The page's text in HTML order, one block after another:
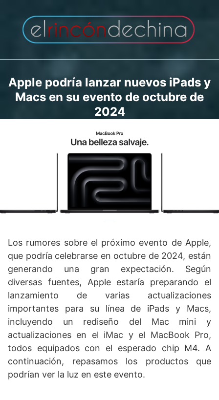
contenido
Apple podría lanzar nuevos iPads y
Macs en su evento de octubre de
2024
Los rumores sobre el próximo evento de Apple,
que podría celebrarse en octubre de 2024, están
generando una gran expectación. Según
diversas fuentes, Apple estaría preparando el
lanzamiento de varias actualizaciones
importantes para su línea de iPads y Macs,
incluyendo un rediseño del Mac mini y
actualizaciones en el iMac y el MacBook Pro,
todos equipados con el esperado chip M4. A
continuación, repasamos los productos que
podrían ver la luz en este evento.